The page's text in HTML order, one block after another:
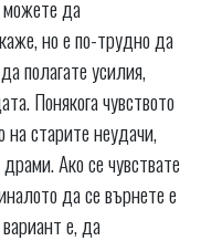
можете да
но е по-трудно да
полагате усилия,
Понякога чувството
на старите неудачи,
Ако се чувствате
да се върнете е
е, да